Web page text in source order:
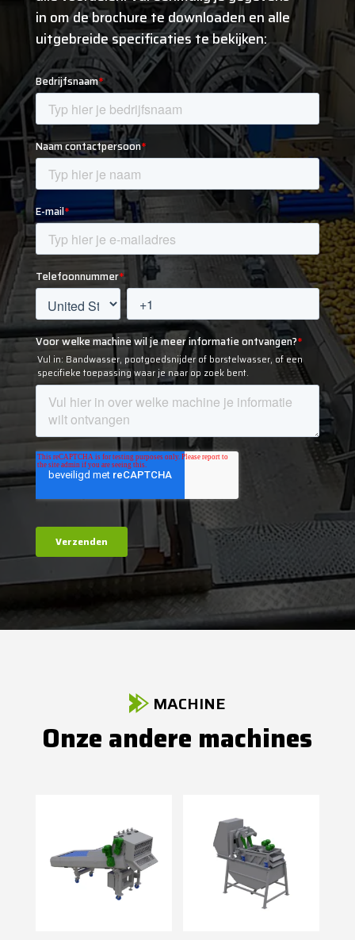
in om de brochure te downloaden en alle
uitgebreide specificaties te bekijken:
MACHINE
Onze andere machines